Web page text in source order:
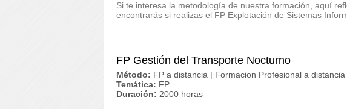
Si te interesa la metodología de nuestra formación, aquí
encontrarás si realizas el FP Explotación de Sistemas
FP Gestión del Transporte Nocturno
Método: FP a distancia | Formacion Profesional a
Temática: FP
Duración: 2000 horas